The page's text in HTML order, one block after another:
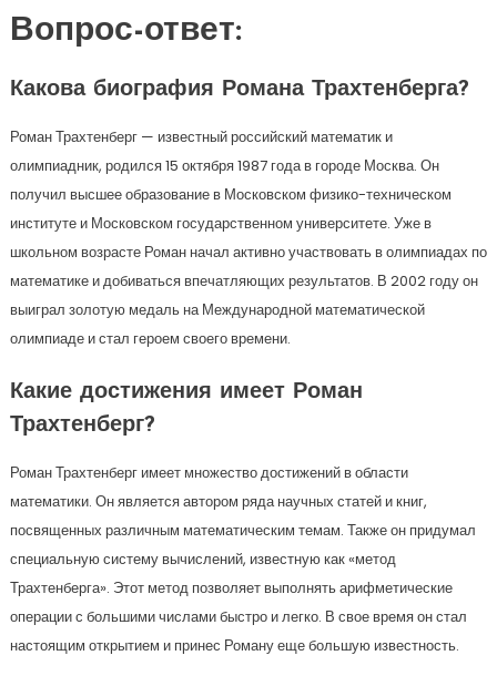
Вопрос-ответ:
Какова биография Романа Трахтенберга?
Роман Трахтенберг — известный российский математик и
олимпиадник, родился 15 октября 1987 года в городе Москва. Он
получил высшее образование в Московском физико-техническом
институте и Московском государственном университете. Уже в
школьном возрасте Роман начал активно участвовать в олимпиадах по
математике и добиваться впечатляющих результатов. В 2002 году он
выиграл золотую медаль на Международной математической
олимпиаде и стал героем своего времени.
Какие достижения имеет Роман
Трахтенберг?
Роман Трахтенберг имеет множество достижений в области
математики. Он является автором ряда научных статей и книг,
посвященных различным математическим темам. Также он придумал
специальную систему вычислений, известную как «метод
Трахтенберга». Этот метод позволяет выполнять арифметические
операции с большими числами быстро и легко. В свое время он стал
настоящим открытием и принес Роману еще большую известность.